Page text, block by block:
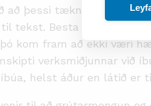
að þessi tækni bæti mikið
til tekst. Besta vörnin
kom fram að ekki væri
verksmiðjunnar við
helst áður en látið er